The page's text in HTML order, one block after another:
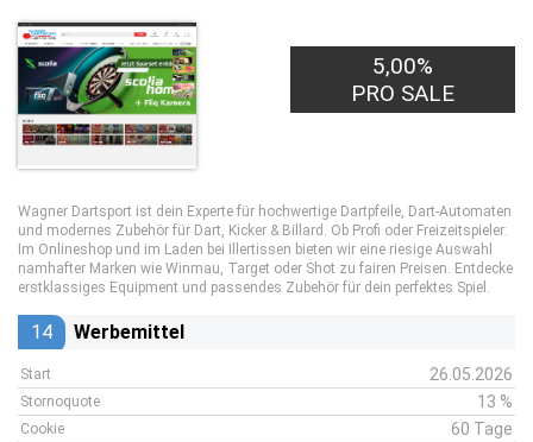
5,00%
PRO SALE
Wagner Dartsport ist dein Experte für hochwertige Dartpfeile, Dart-Automaten
und modernes Zubehör für Dart, Kicker & Billard. Ob Profi oder Freizeitspieler:
Im Onlineshop und im Laden bei Illertissen bieten wir eine riesige Auswahl
namhafter Marken wie Winmau, Target oder Shot zu fairen Preisen. Entdecke
erstklassiges Equipment und passendes Zubehör für dein perfektes Spiel.
14 Werbemittel
Start 26.05.2026
Stornoquote 13 %
Cookie 60 Tage